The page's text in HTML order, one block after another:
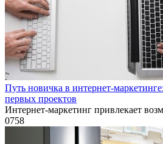
Путь новичка в интернет-
первых проектов
Интернет-маркетинг привлекает
0758